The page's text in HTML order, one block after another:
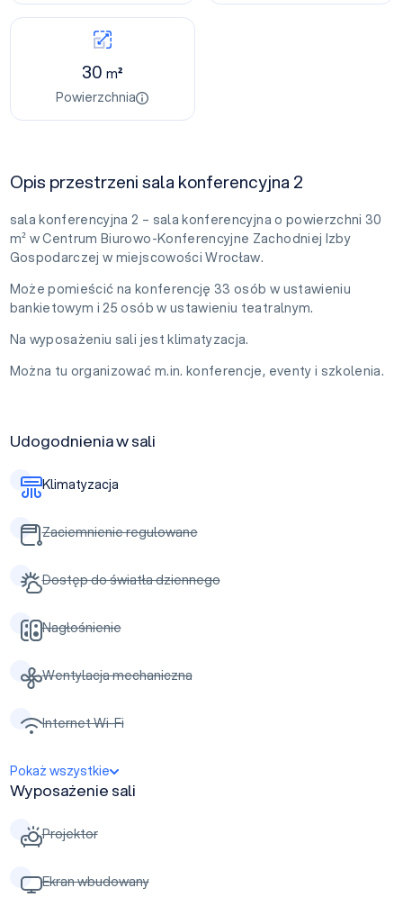
30m²
Powierzchnia
Opis przestrzeni sala konferencyjna 2
sala konferencyjna 2 – sala konferencyjna o powierzchni 30
m² w Centrum Biurowo-Konferencyjne Zachodniej Izby
Gospodarczej w miejscowości Wrocław.
Może pomieścić na konferencję 33 osób w ustawieniu
bankietowym i 25 osób w ustawieniu teatralnym.
Na wyposażeniu sali jest klimatyzacja.
Można tu organizować m.in. konferencje, eventy i szkolenia.
Udogodnienia w sali
Klimatyzacja
Zaciemnienie regulowane
Dostęp do światła dziennego
Nagłośnienie
Wentylacja mechaniczna
Internet Wi-Fi
Pokaż wszystkie
Wyposażenie sali
Projektor
Ekran wbudowany